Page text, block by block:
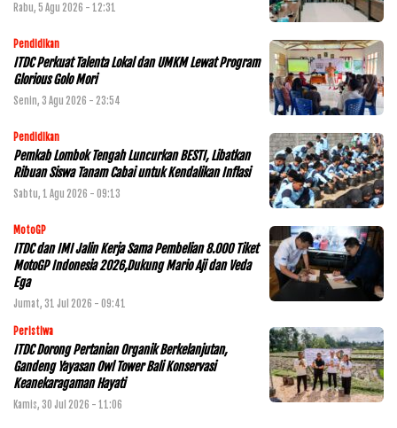
Rabu, 5 Agu 2026 - 12:31
Pendidikan
ITDC Perkuat Talenta Lokal dan UMKM Lewat Program
Glorious Golo Mori
Senin, 3 Agu 2026 - 23:54
Pendidikan
Pemkab Lombok Tengah Luncurkan BESTI, Libatkan
Ribuan Siswa Tanam Cabai untuk Kendalikan Inflasi
Sabtu, 1 Agu 2026 - 09:13
MotoGP
ITDC dan IMI Jalin Kerja Sama Pembelian 8.000 Tiket
MotoGP Indonesia 2026,Dukung Mario Aji dan Veda
Ega
Jumat, 31 Jul 2026 - 09:41
Peristiwa
ITDC Dorong Pertanian Organik Berkelanjutan,
Gandeng Yayasan Owl Tower Bali Konservasi
Keanekaragaman Hayati
Kamis, 30 Jul 2026 - 11:06